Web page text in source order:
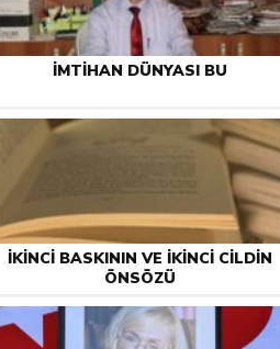
İMTIHAN DÜNYASI BU
İKINCI BASKININ VE İKINCI CILDIN
ÖNSÖZÜ